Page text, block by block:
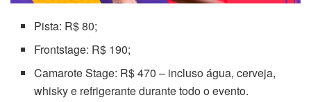
Pista: R$ 80;
Frontstage: R$ 190;
Camarote Stage: R$ 470 – incluso água, cerveja,
whisky e refrigerante durante todo o evento.